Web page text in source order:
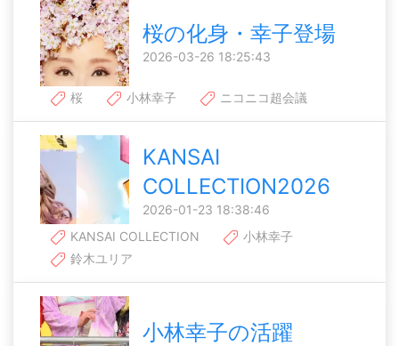
桜の化身・幸子登場
2026-03-26 18:25:43
桜 小林幸子 ニコニコ超会議
KANSAI
COLLECTION2026
2026-01-23 18:38:46
KANSAI COLLECTION
小林幸子
鈴木ユリア
小林幸子の活躍